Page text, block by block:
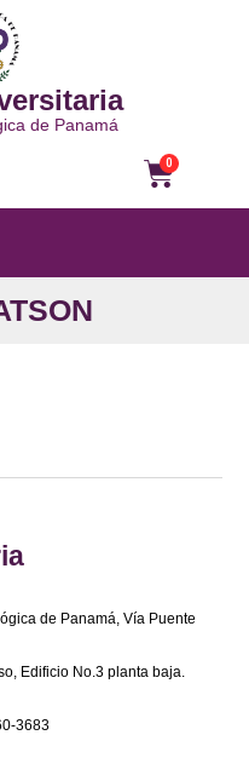
de Panamá
0
de Panamá, Vía Puente
Edificio No.3 planta baja.
3683